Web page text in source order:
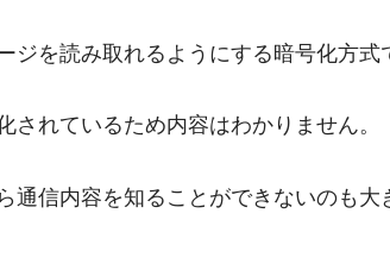
を読み取れるようにする暗号化方式
れているため内容はわかりません。
通信内容を知ることができないのも大